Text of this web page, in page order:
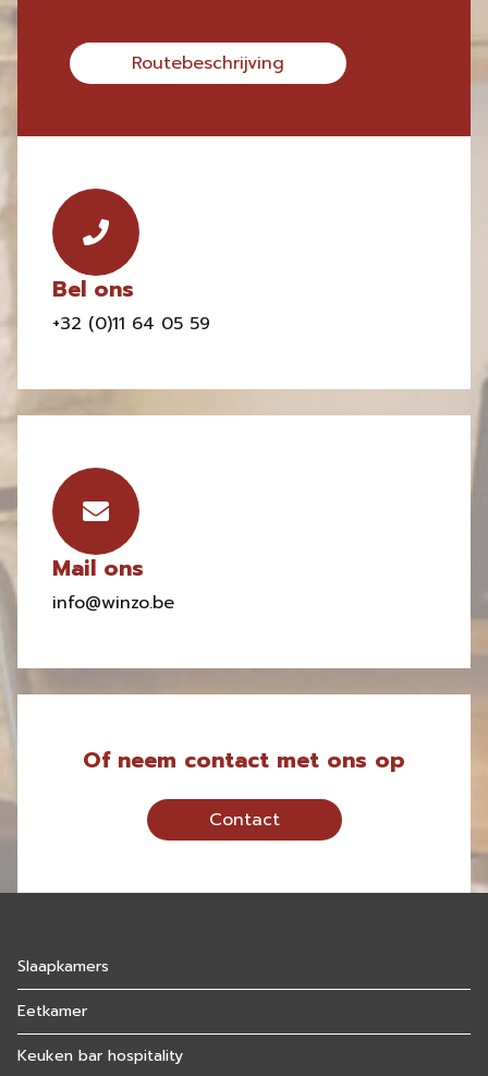
Routebeschrijving
Bel ons
+32 (0)11 64 05 59
Mail ons
info@winzo.be
Of neem contact met ons op
Contact
Slaapkamers
Eetkamer
Keuken bar hospitality